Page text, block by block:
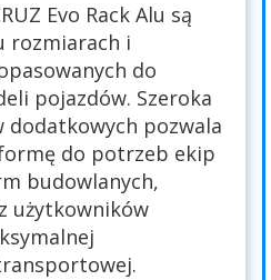
Evo Rack Alu są
rozmiarach i
do
pojazdów. Szeroka
dodatkowych pozwala
do potrzeb ekip
budowlanych,
użytkowników